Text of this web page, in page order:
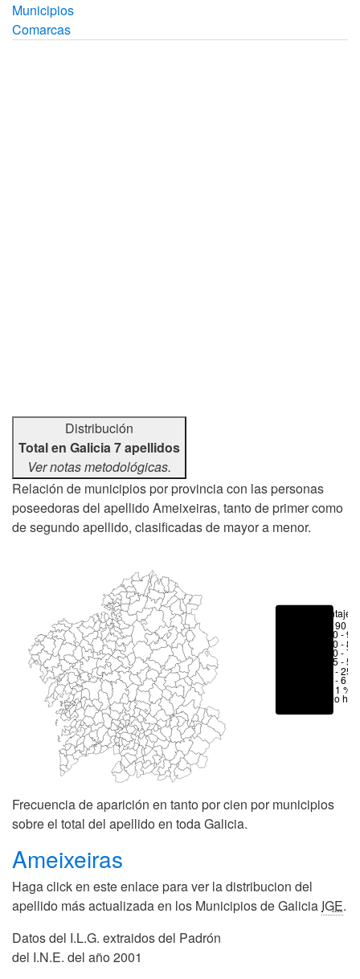
Municipios
Comarcas
Distribución
Total en Galicia 7 apellidos
Ver notas metodológicas.
Relación de municipios por provincia con las personas
poseedoras del apellido Ameixeiras, tanto de primer como
de segundo apellido, clasificadas de mayor a menor.
Porcentajes
> 90 %
80 -
70 -
50 -
25 -
6 - 25
1 - 6 %
< 1 %
No hay
Frecuencia de aparición en tanto por cien por municipios
sobre el total del apellido en toda Galicia.
Ameixeiras
Haga click en este enlace para ver la distribucion del
apellido más actualizada en los Municipios de Galicia IGE.
Datos del I.L.G. extraidos del Padrón
del I.N.E. del año 2001